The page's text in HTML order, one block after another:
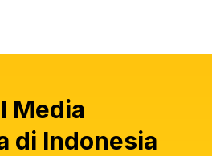
Media
di Indonesia